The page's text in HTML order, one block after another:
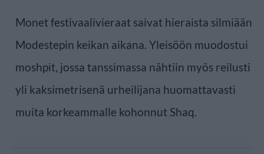
Monet festivaalivieraat saivat hieraista silmiään
Modestepin keikan aikana. Yleisöön muodostui
moshpit, jossa tanssimassa nähtiin myös reilusti
yli kaksimetrisenä urheilijana huomattavasti
muita korkeammalle kohonnut Shaq.